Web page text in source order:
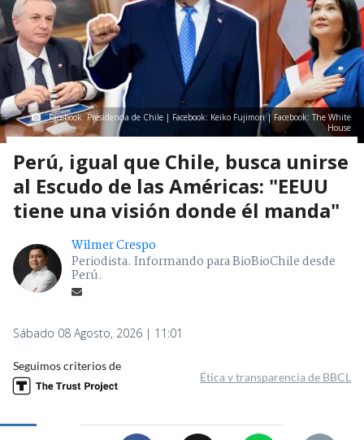
Facebook: Presidencia de Chile | Facebook: Keiko Fujimori | Facebook: The White
House
Perú, igual que Chile, busca unirse
al Escudo de las Américas: "EEUU
tiene una visión donde él manda"
Wilmer Crespo
Periodista. Informando para BioBioChile desde
Perú.
Sábado 08 Agosto, 2026 | 11:01
Seguimos criterios de
Ética y transparencia de BBCL